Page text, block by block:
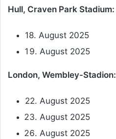
Hull, Craven Park Stadium:
18. August 2025
August 2025
London, Wembley-Stadion:
22. August 2025
August 2025
August 2025